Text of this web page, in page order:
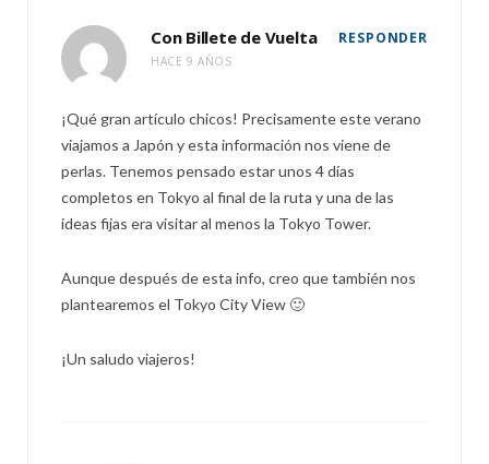
Con Billete de Vuelta
HACE 9 AÑOS
RESPONDER
¡Qué gran artículo chicos! Precisamente este verano
viajamos a Japón y esta información nos viene de
perlas. Tenemos pensado estar unos 4 días
completos en Tokyo al final de la ruta y una de las
ideas fijas era visitar al menos la Tokyo Tower.
Aunque después de esta info, creo que también nos
plantearemos el Tokyo City View 🙂
¡Un saludo viajeros!